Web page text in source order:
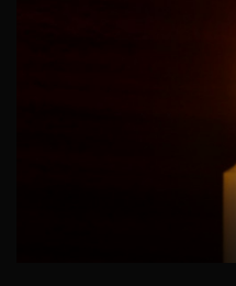
На СВО погиб